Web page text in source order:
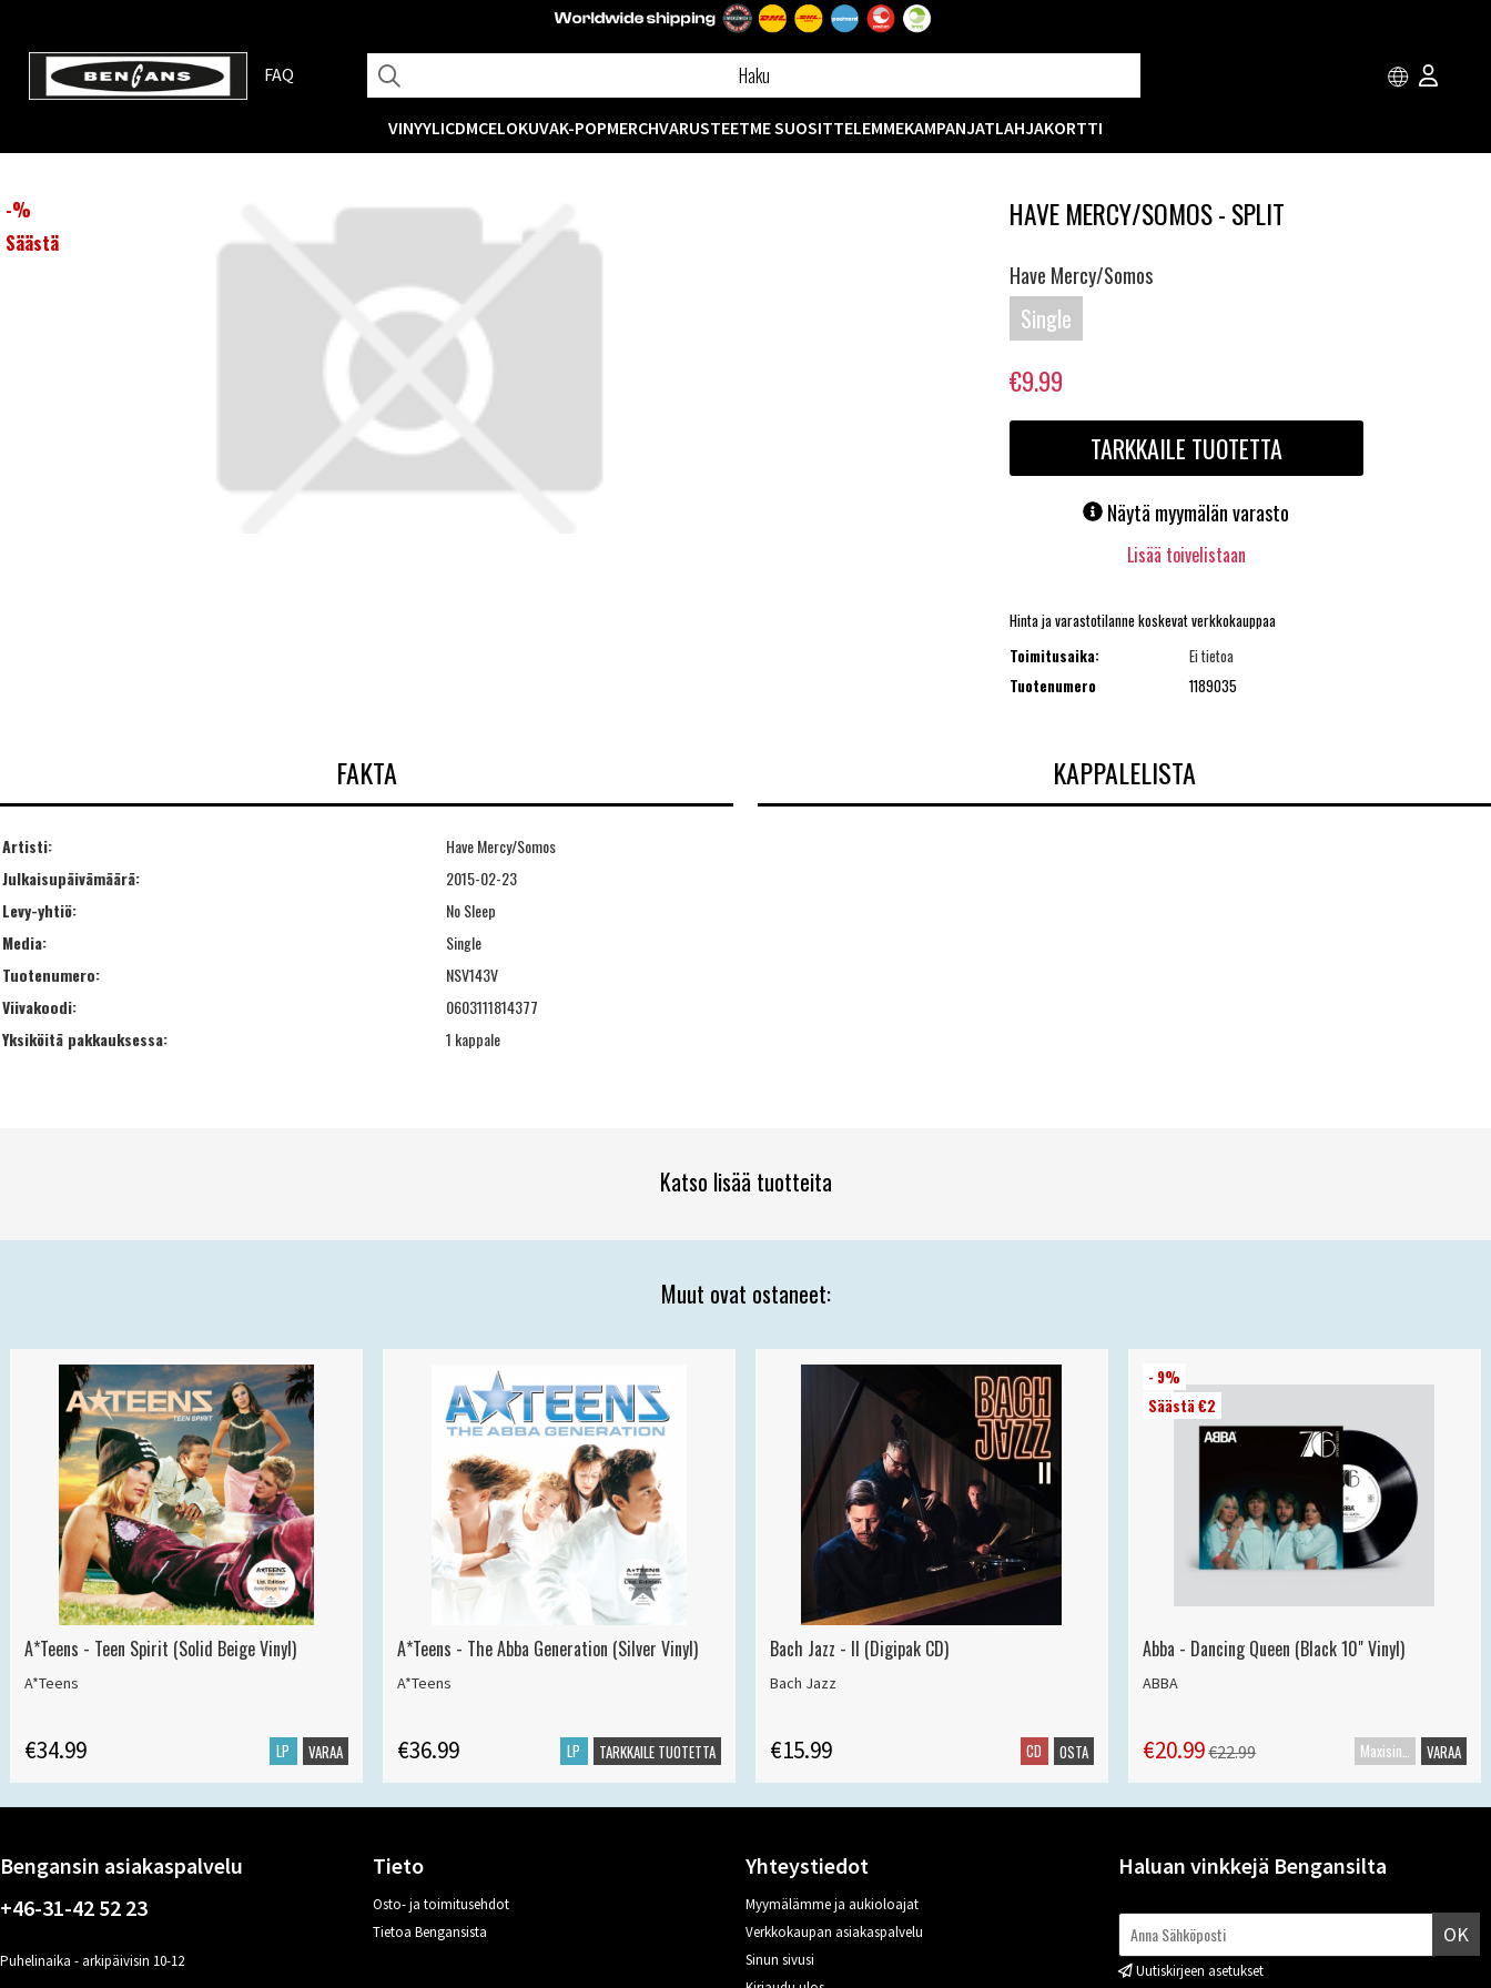
FAQ
VINYYLICDMCELOKUVAK-POPMERCHVARUSTEETME SUOSITTELEMMEKAMPANJATLAHJAKORTTI
-%
Säästä
HAVE MERCY/SOMOS - SPLIT
Have Mercy/Somos
Single
€9.99
TARKKAILE TUOTETTA
Näytä myymälän varasto
Lisää toivelistaan
Hinta ja varastotilanne koskevat verkkokauppaa
Toimitusaika:
Ei tietoa
Tuotenumero
1189035
FAKTA
Artisti:
Have Mercy/Somos
Julkaisupäivämäärä:
2015-02-23
Levy-yhtiö:
No Sleep
Media:
Single
Tuotenumero:
NSV143V
Viivakoodi:
0603111814377
Yksiköitä pakkauksessa:
1 kappale
KAPPALELISTA
Katso lisää tuotteita
Muut ovat ostaneet:
A*Teens - Teen Spirit (Solid Beige Vinyl)
A*Teens
€34.99 LP VARAA
A*Teens - The Abba Generation (Silver Vinyl)
A*Teens
€36.99 LP TARKKAILE TUOTETTA
Bach Jazz - II (Digipak CD)
Bach Jazz
€15.99 CD OSTA
- 9%
Säästä €2
Abba - Dancing Queen (Black 10" Vinyl)
ABBA
€20.99€22.99 Maxisingle VARAA
Bengansin asiakaspalvelu
+46-31-42 52 23
Puhelinaika - arkipäivisin 10-12
Tieto
Osto- ja toimitusehdot
Tietoa Bengansista
Yhteystiedot
Myymälämme ja aukioloajat
Verkkokaupan asiakaspalvelu
Sinun sivusi
Haluan vinkkejä Bengansilta
OK
Uutiskirjeen asetukset